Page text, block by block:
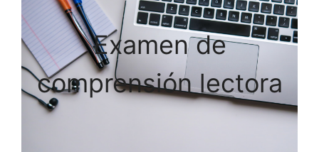
Examen de
comprensión lectora